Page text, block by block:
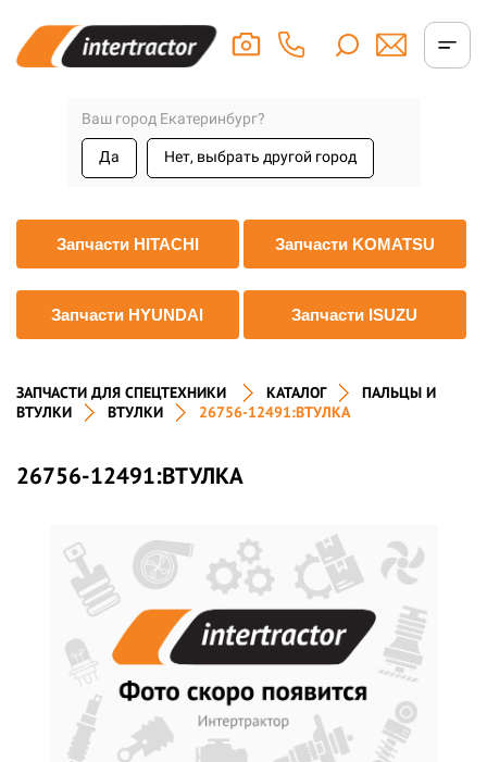
Ваш город Екатеринбург?
Да Нет, выбрать другой город
Запчасти HITACHI Запчасти KOMATSU
Запчасти HYUNDAI Запчасти ISUZU
ЗАПЧАСТИ ДЛЯ СПЕЦТЕХНИКИ КАТАЛОГ
ПАЛЬЦЫ И
ВТУЛКИ
ВТУЛКИ 26756-12491:ВТУЛКА
26756-12491:ВТУЛКА